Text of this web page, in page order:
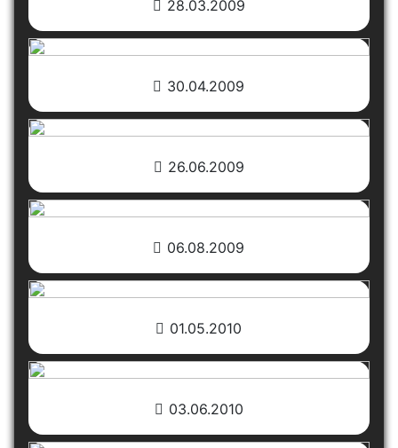
28.03.2009
30.04.2009
26.06.2009
06.08.2009
01.05.2010
03.06.2010